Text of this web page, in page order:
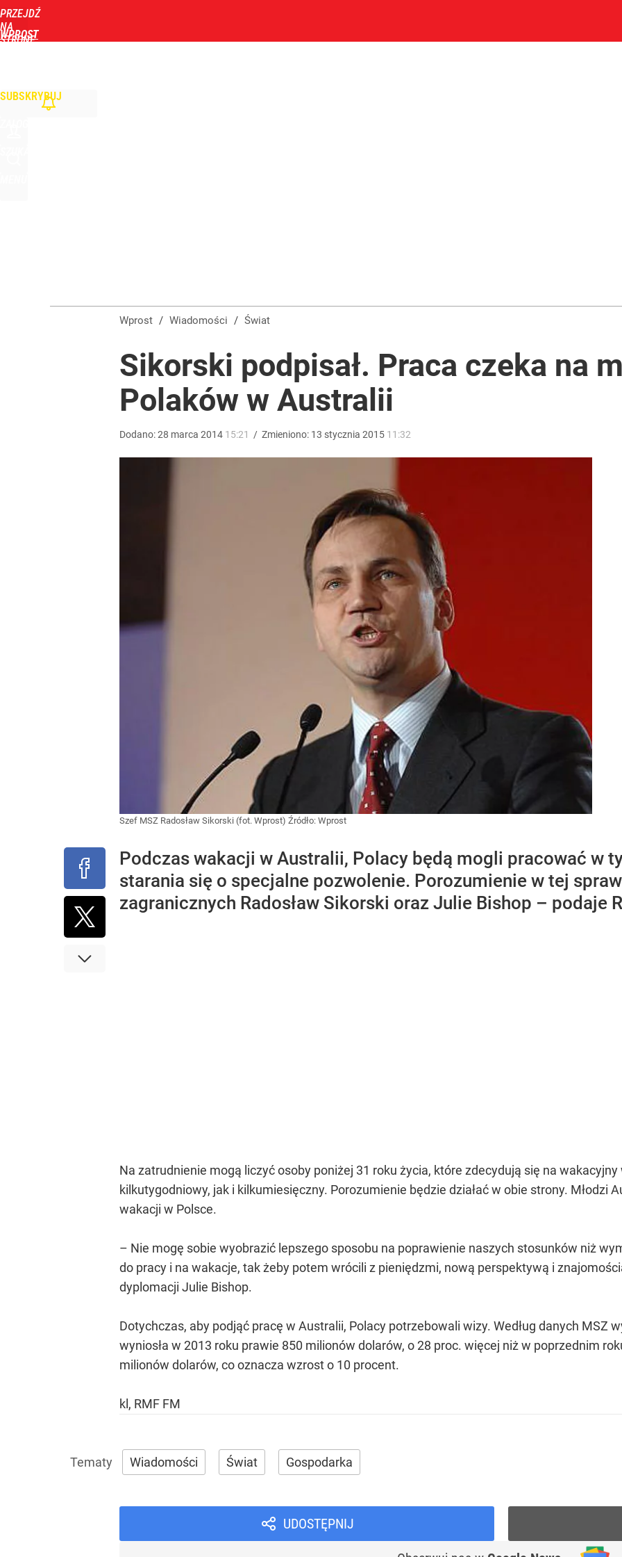
PRZEJDŹ
NA
STRONĘ
WPROST
SUBSKRYBUJ
dodaj
Morawiecki przelicytował PiS. Chce zawieszać 800 plus, daje znacznie więcej
Wrze po roku Nawrockiego. „Największa hańba” kontra „Cała Europa nam go zazdrości”
„Nie chodzi o zemstę”. Mocny apel w sprawie ofiar rzezi wołyńskiej
Wprost / Wiadomości / Świat
Sikorski podpisał. Praca czeka na
Polaków w Australii
Dodano:28 marca 2014 15:21 / Zmieniono: 13 stycznia 2015 11:32
Szef MSZ Radosław Sikorski (fot. Wprost) Źródło: Wprost
Podczas wakacji w Australii, Polacy będą mogli pracować w
starania się o specjalne pozwolenie. Porozumienie w tej
zagranicznych Radosław Sikorski oraz Julie Bishop – podaje
Na zatrudnienie mogą liczyć osoby poniżej 31 roku życia, które zdecydują się na
kilkutygodniowy, jak i kilkumiesięczny. Porozumienie będzie działać w obie strony. Młodzi
wakacji w Polsce.
– Nie mogę sobie wyobrazić lepszego sposobu na poprawienie naszych stosunków niż
do pracy i na wakacje, tak żeby potem wrócili z pieniędzmi, nową perspektywą i
dyplomacji Julie Bishop.
Dotychczas, aby podjąć pracę w Australii, Polacy potrzebowali wizy. Według danych MSZ
wyniosła w 2013 roku prawie 850 milionów dolarów, o 28 proc. więcej niż w poprzednim
milionów dolarów, co oznacza wzrost o 10 procent.
kl, RMF FM
Wiadomości Świat Gospodarka
UDOSTĘPNIJ